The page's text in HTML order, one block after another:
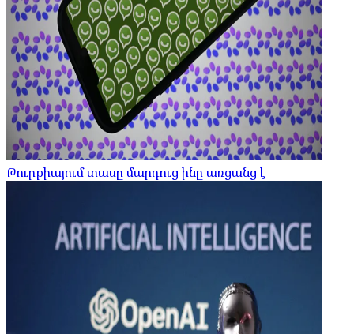
Թուրքիայում տասը մարդուց ինը առցանց է